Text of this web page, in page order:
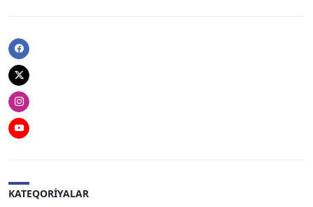
Facebook
Twitter
Instagram
Youtube
KATEQORIYALAR